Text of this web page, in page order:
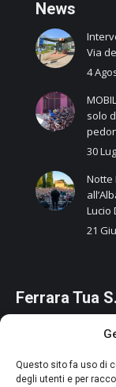
Questo sito fa uso di
degli utenti e per
News
Via
4
solo
30
Notte
Lucio
21
Ferrara Tua
Iscr CCIAA di Ferrara